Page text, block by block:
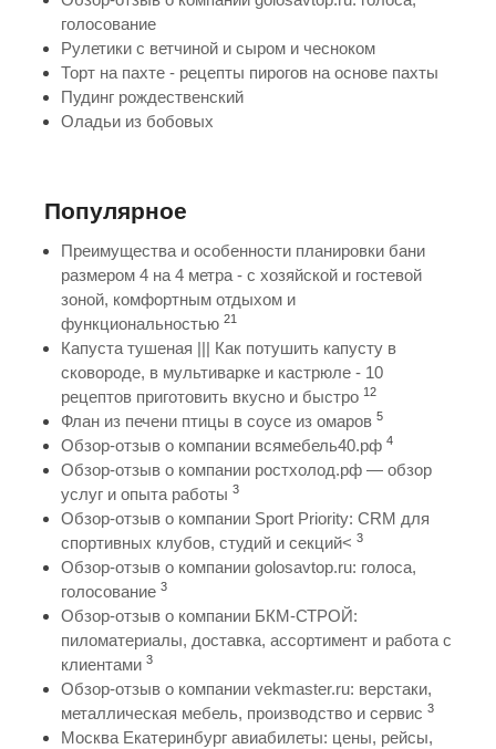
голосование
Рулетики с ветчиной и сыром и чесноком
Торт на пахте - рецепты пирогов на основе пахты
Пудинг рождественский
Оладьи из бобовых
Популярное
Преимущества и особенности планировки бани
размером 4 на 4 метра - с хозяйской и гостевой
зоной, комфортным отдыхом и
функциональностью 21
Капуста тушеная ||| Как потушить капусту в
сковороде, в мультиварке и кастрюле - 10
рецептов приготовить вкусно и быстро 12
Флан из печени птицы в соусе из омаров 5
Обзор-отзыв о компании всямебель40.рф 4
Обзор-отзыв о компании ростхолод.рф — обзор
услуг и опыта работы 3
Обзор-отзыв о компании Sport Priority: CRM для
спортивных клубов, студий и секций< 3
Обзор-отзыв о компании golosavtop.ru: голоса,
голосование 3
Обзор-отзыв о компании БКМ-СТРОЙ:
пиломатериалы, доставка, ассортимент и работа с
клиентами 3
Обзор-отзыв о компании vekmaster.ru: верстаки,
металлическая мебель, производство и сервис 3
Москва Екатеринбург авиабилеты: цены, рейсы,